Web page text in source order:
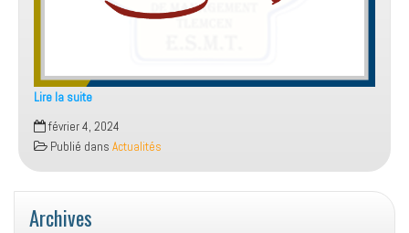
Lire la suite
Invitation
et
programme
séminaire
scientifique
février 4, 2024
Publié dans Actualités
Archives